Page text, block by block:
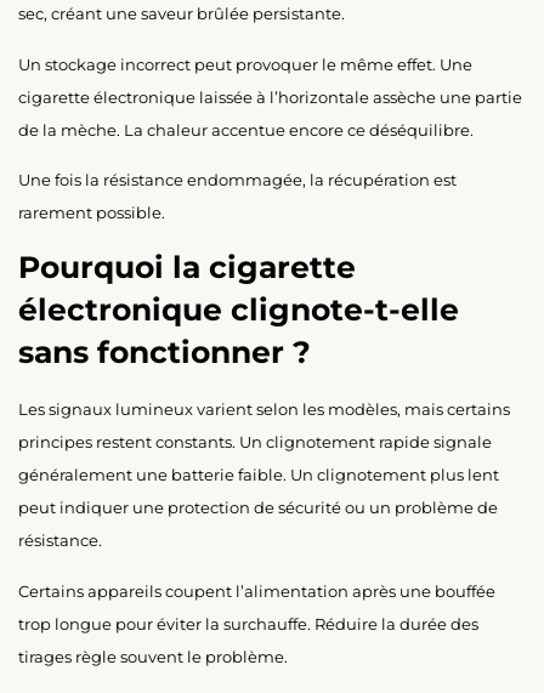
sec, créant une saveur brûlée persistante.
Un stockage incorrect peut provoquer le même effet. Une
cigarette électronique laissée à l’horizontale assèche une partie
de la mèche. La chaleur accentue encore ce déséquilibre.
Une fois la résistance endommagée, la récupération est
rarement possible.
Pourquoi la cigarette
électronique clignote-t-elle
sans fonctionner ?
Les signaux lumineux varient selon les modèles, mais certains
principes restent constants. Un clignotement rapide signale
généralement une batterie faible. Un clignotement plus lent
peut indiquer une protection de sécurité ou un problème de
résistance.
Certains appareils coupent l’alimentation après une bouffée
trop longue pour éviter la surchauffe. Réduire la durée des
tirages règle souvent le problème.